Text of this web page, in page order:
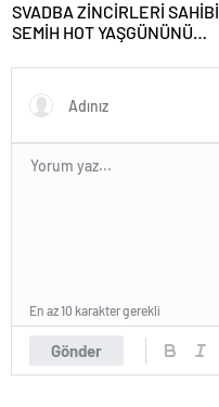
SVADBA ZİNCİRLERİ SAHİBİ
SEMİH HOT YAŞGÜNÜNÜ
DÜNYASININ ÜNLÜ
İSİMLERİYLE KUTLADI!
Gönder
En az 10 karakter gerekli